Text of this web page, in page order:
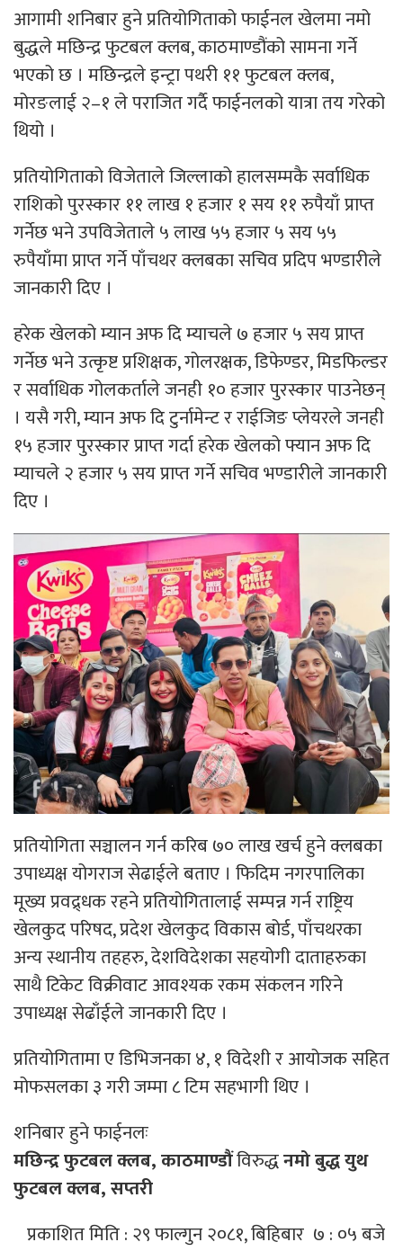
आगामी शनिबार हुने प्रतियोगिताको फाईनल खेलमा नमो
बुद्धले मछिन्द्र फुटबल क्लब, काठमाण्डौंको सामना गर्ने
भएको छ । मछिन्द्रले इन्ट्रा पथरी ११ फुटबल क्लब,
मोरङलाई २–१ ले पराजित गर्दै फाईनलको यात्रा तय गरेको
थियो ।
प्रतियोगिताको विजेताले जिल्लाको हालसम्मकै सर्वाधिक
राशिको पुरस्कार ११ लाख १ हजार १ सय ११ रुपैयाँ प्राप्त
गर्नेछ भने उपविजेताले ५ लाख ५५ हजार ५ सय ५५
रुपैयाँमा प्राप्त गर्ने पाँचथर क्लबका सचिव प्रदिप भण्डारीले
जानकारी दिए ।
हरेक खेलको म्यान अफ दि म्याचले ७ हजार ५ सय प्राप्त
गर्नेछ भने उत्कृष्ट प्रशिक्षक, गोलरक्षक, डिफेण्डर, मिडफिल्डर
र सर्वाधिक गोलकर्ताले जनही १० हजार पुरस्कार पाउनेछन्
। यसै गरी, म्यान अफ दि टुर्नामेन्ट र राईजिङ प्लेयरले जनही
१५ हजार पुरस्कार प्राप्त गर्दा हरेक खेलको फ्यान अफ दि
म्याचले २ हजार ५ सय प्राप्त गर्ने सचिव भण्डारीले जानकारी
दिए ।
प्रतियोगिता सञ्चालन गर्न करिब ७० लाख खर्च हुने क्लबका
उपाध्यक्ष योगराज सेढाईले बताए । फिदिम नगरपालिका
मूख्य प्रवद्र्धक रहने प्रतियोगितालाई सम्पन्न गर्न राष्ट्रिय
खेलकुद परिषद, प्रदेश खेलकुद विकास बोर्ड, पाँचथरका
अन्य स्थानीय तहहरु, देशविदेशका सहयोगी दाताहरुका
साथै टिकेट विक्रीवाट आवश्यक रकम संकलन गरिने
उपाध्यक्ष सेढाँईले जानकारी दिए ।
प्रतियोगितामा ए डिभिजनका ४, १ विदेशी र आयोजक सहित
मोफसलका ३ गरी जम्मा ८ टिम सहभागी थिए ।
शनिबार हुने फाईनलः
मछिन्द्र फुटबल क्लब, काठमाण्डौंविरुद्धनमो बुद्ध युथ
फुटबल क्लब, सप्तरी
प्रकाशित मिति : २९ फाल्गुन २०८१, बिहिबार ७ : ०५ बजे